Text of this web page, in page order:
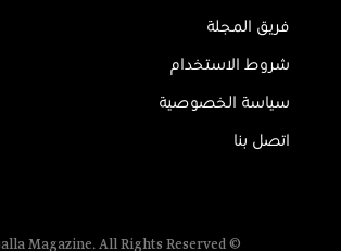
فريق المجلة
شروط الاستخدام
سياسة الخصوصية
اتصل بنا
© Al Majalla Magazine. All Rights Reserved.